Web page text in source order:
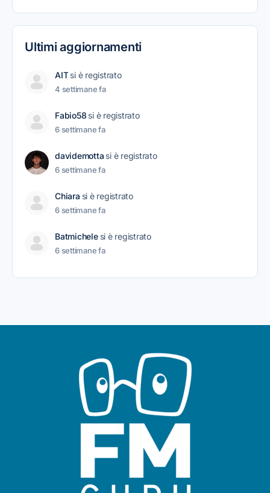
Ultimi aggiornamenti
AIT si è registrato
4 settimane fa
Fabio58 si è registrato
6 settimane fa
davidemotta si è registrato
6 settimane fa
Chiara si è registrato
6 settimane fa
Batmichele si è registrato
6 settimane fa